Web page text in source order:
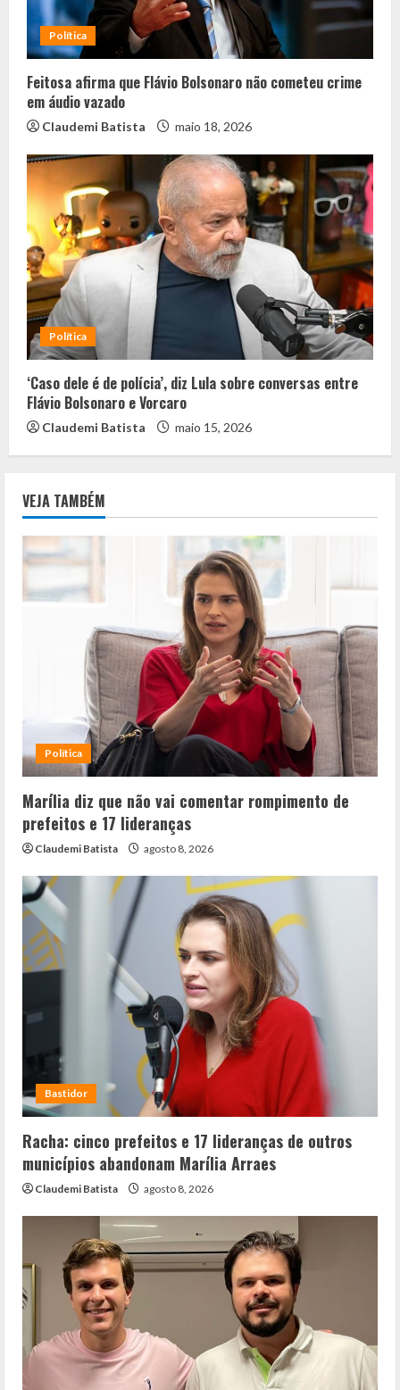
Política
Feitosa afirma que Flávio Bolsonaro não cometeu crime
em áudio vazado
Claudemi Batista maio 18, 2026
Política
‘Caso dele é de polícia’, diz Lula sobre conversas entre
Flávio Bolsonaro e Vorcaro
Claudemi Batista maio 15, 2026
VEJA TAMBÉM
Política
Marília diz que não vai comentar rompimento de
prefeitos e 17 lideranças
Claudemi Batista agosto 8, 2026
Bastidor
Racha: cinco prefeitos e 17 lideranças de outros
municípios abandonam Marília Arraes
Claudemi Batista agosto 8, 2026